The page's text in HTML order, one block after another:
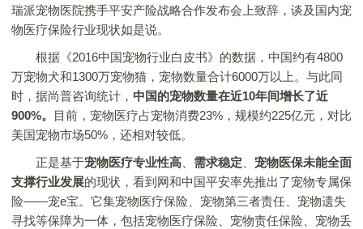
瑞派宠物医院携手平安产险战略合作发布会上致辞，谈及国内宠
物医疗保险行业现状如是说。
根据《2016中国宠物行业白皮书》的数据，中国约有4800
万宠物犬和1300万宠物猫，宠物数量合计6000万以上。与此同
时，据尚普咨询统计， 中国的宠物数量在近10年间增长了近
900%。
目前，宠物医疗占宠物消费23%，规模约225亿元，对比
美国宠物市场50%，还相对较低。
正是基于宠物医疗专业性高 需求稳定
宠物医保未能全面
支撑行业发展的现状，看到网和中国平安率先推出了宠物专属保
险——宠e宝。它集宠物医疗保险、宠物第三者责任、宠物遗失
寻找等保障为一体，包括宠物医疗保险、宠物责任保险、宠物丢